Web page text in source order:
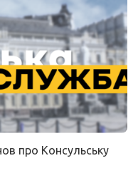
про Консульську